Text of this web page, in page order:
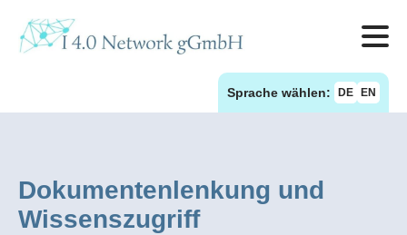
Sprache wählen: DE EN
Dokumentenlenkung und
Wissenszugriff